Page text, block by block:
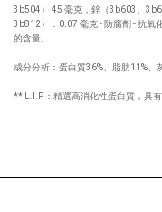
3b504） 45 毫克，鋅（3b603、
3b812）：0.07 毫克 - 防腐劑 - 抗氧
的含量。
成分分析：蛋白質36%、脂肪11%、
** L.I.P.：精選高消化性蛋白質，具有